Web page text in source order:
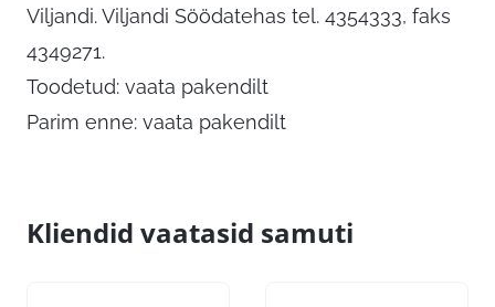
Viljandi. Viljandi Söödatehas tel. 4354333, faks
4349271.
Toodetud: vaata pakendilt
Parim enne: vaata pakendilt
Kliendid vaatasid samuti